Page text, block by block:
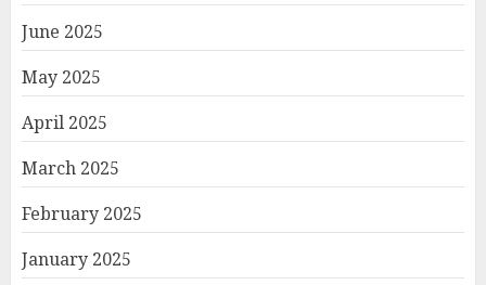
June 2025
May 2025
April 2025
March 2025
February 2025
January 2025